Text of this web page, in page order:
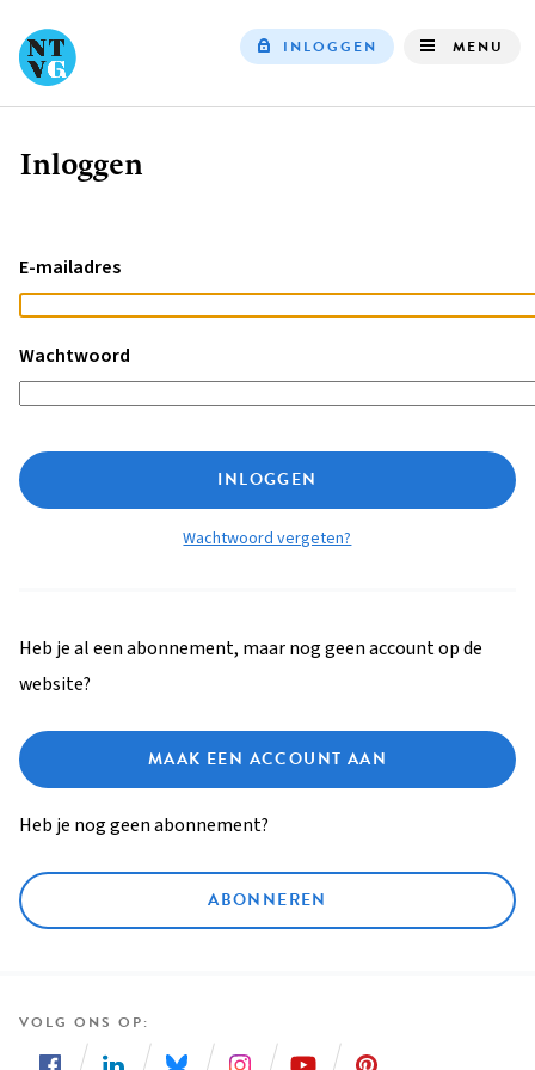
INLOGGEN MENU
Kruimelpad
Inloggen
E-mailadres
Wachtwoord
INLOGGEN
Wachtwoord vergeten?
Heb je al een abonnement, maar nog geen account op de
website?
MAAK EEN ACCOUNT AAN
Heb je nog geen abonnement?
ABONNEREN
VOLG ONS OP